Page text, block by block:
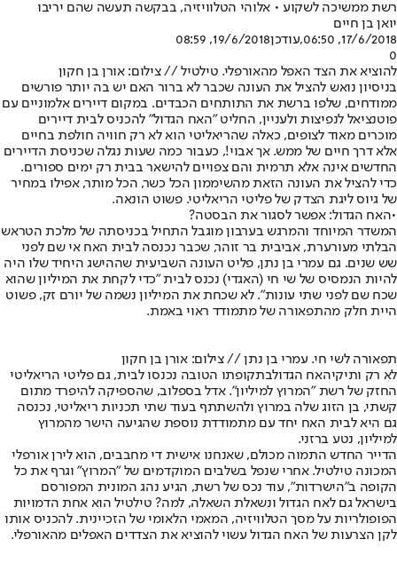
רשת ממשיכה לשקוע • אלוהי הטלוויזיה, בבקשה תעשה שהם יריבו
יואן בן חיים
17/6/2018, 06:50
,עודכן19/6/2018, 08:59
0
להוציא את הצד האפל מהאורפלי. טילטיל // צילום: אורן בן חקון
בניסיון נואש להציל את העונה שכבר לא ברור האם יש בה יותר פורשים
ממודחים, שלפו ברשת את התותחים הכבדים. במקום דיירים אלמוניים עם
פוטנציאל לנפיצות ולעניין, החליט "האח הגדול" להכניס לבית דיירים
מוכרים מאוד לצופים, כאלה שהריאליטי הוא לא רק חוויה חולפת בחיים
אלא דרך חיים של ממש. אך אבוי!, כעבור כמה שעות נגלה שכניסת הדיירים
החדשים אינה אלא תרמית והם צפויים להישאר בבית רק ימים ספורים.
כדי להציל את העונה הזאת מהשיממון הכל כשר, הכל מותר, אפילו במחיר
של גיוס ליגת הצדק של פליטי הריאליטי. פשוט הונאה.
•האח הגדול: אפשר לסגור את הבסטה?
המשדר המיוחד והמרגש בערבון מוגבל התחיל בכניסתה של מלכת הטראש
הבלתי מעורערת, אביבית בר זוהר, שכבר נכנסה לבית האח אי שם לפני
שש שנים. גם עמרי בן נתן, פליט העונה השביעית שההישג היחיד שלו היה
להיות הנמסיס של שי חי (האגדי) נכנס לבית "כדי לקחת את המיליון שהוא
שכח שם לפני שתי עונות". לא שכחת את המיליון נשמה של יורם זק, פשוט
היית חלק מהתפאורה של מתמודד ראוי באמת.
תפאורה לשי חי. עמרי בן נתן // צילום: אורן בן חקון
לא רק ותיקיהאח הגדולבתקופתו הטובה נכנסו לבית, גם פליטי הריאליטי
החזק של רשת "המרוץ למיליון". אדל בספלוב, שהספיקה להיפרד מתום
קשתי, בן הזוג שלה במרוץ ולהשתתף בעוד שתי תכניות ריאליטי, נכנסה
גם היא לבית האח יחד עם מתמודדת נוספת שהגיעה הישר מהמרוץ
למיליון, נטע ברזני.
הדייר החדש התמוה מכולם, שאנחנו אישית די מחבבים, הוא לירן אורפלי
המכונה טילטיל. אחרי שנפל בשלבים המוקדמים של "המרוץ" וגרף את כל
הקופה ב"הישרדות", עוד נכס של רשת, הגיע נהג המונית המפורסם
בישראל גם לאח הגדול ונשאלת השאלה, למה? טילטיל הוא אחת הדמויות
הפופולריות על מסך הטלוויזיה, המאמי הלאומי של הזכיינית. להכניס אותו
לקן הצרעות של האח הגדול עשוי להוציא את הצדדים האפלים מהאורפלי.